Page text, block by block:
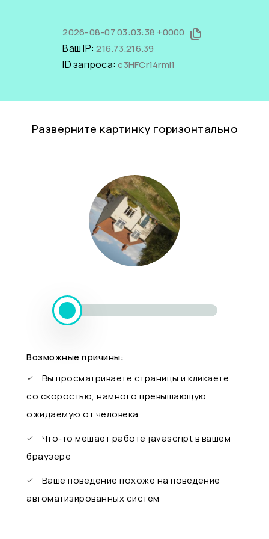
2026-08-07 03:03:38 +0000
Ваш IP:216.73.216.39
ID запроса:c3HFCr14rmI1
Разверните картинку горизонтально
Возможные причины:
Вы просматриваете страницы и кликаете
со скоростью, намного превышающую
ожидаемую от человека
Что-то мешает работе javascript в вашем
браузере
Ваше поведение похоже на поведение
автоматизированных систем